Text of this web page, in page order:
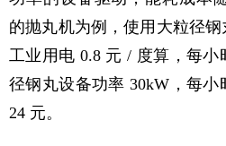
的抛丸机为例，使用大粒径
工业用电 0.8 元 / 度算，每小
径钢丸设备功率 30kW，每
24 元。